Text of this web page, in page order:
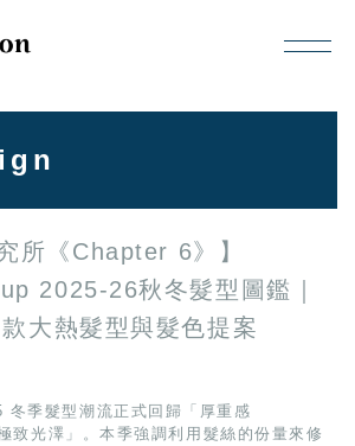
所《Chapter 6》】
2025-26秋冬髮型圖鑑｜
大熱髮型與髮色提案
冬季髮型潮流正式回歸「厚重感
致光澤」。本季強調利用髮絲的份量來修